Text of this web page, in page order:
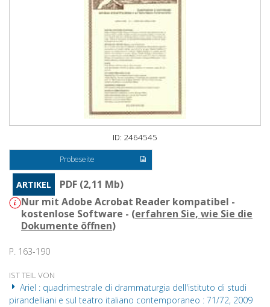
ID: 2464545
Probeseite
ARTIKEL
PDF (2,11 Mb)
Nur mit Adobe Acrobat Reader kompatibel -
kostenlose Software - (erfahren Sie, wie Sie die
Dokumente öffnen)
P. 163-190
IST TEIL VON
Ariel : quadrimestrale di drammaturgia dell'istituto di studi
pirandelliani e sul teatro italiano contemporaneo : 71/72, 2009